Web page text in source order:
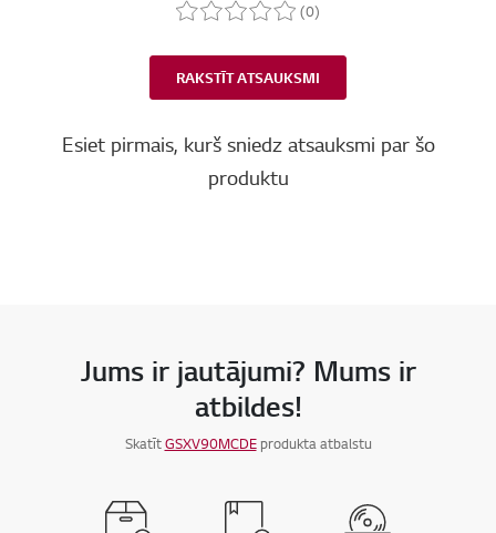
(0)
RAKSTĪT ATSAUKSMI
Esiet pirmais, kurš sniedz atsauksmi par šo
produktu
Jums ir jautājumi? Mums ir
atbildes!
SkatītGSXV90MCDEprodukta atbalstu